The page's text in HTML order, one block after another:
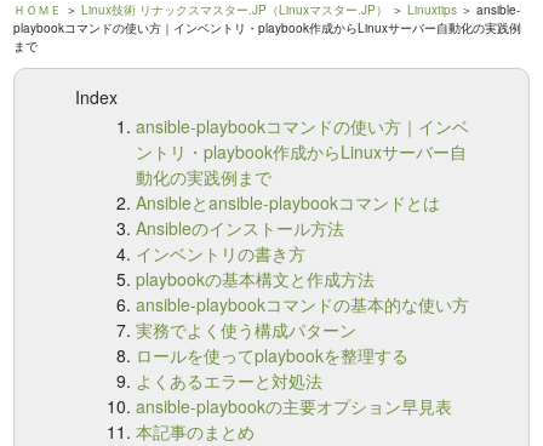
ＨＯＭＥ ＞Linux技術 リナックスマスター.JP（Linuxマスター.JP） ＞Linuxtips ＞ ansible-
playbookコマンドの使い方｜インベントリ・playbook作成からLinuxサーバー自動化の実践例
まで
Index
ansible-playbookコマンドの使い方｜インベ
ントリ・playbook作成からLinuxサーバー自
動化の実践例まで
Ansibleとansible-playbookコマンドとは
Ansibleのインストール方法
インベントリの書き方
playbookの基本構文と作成方法
ansible-playbookコマンドの基本的な使い方
実務でよく使う構成パターン
ロールを使ってplaybookを整理する
よくあるエラーと対処法
ansible-playbookの主要オプション早見表
本記事のまとめ